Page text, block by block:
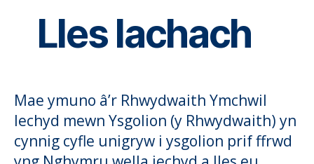
Lles Iachach
Mae ymuno â’r Rhwydwaith Ymchwil
Iechyd mewn Ysgolion (y Rhwydwaith) yn
cynnig cyfle unigryw i ysgolion prif ffrwd